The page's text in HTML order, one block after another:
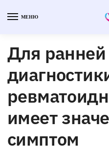
МЕНЮ
Для ранней
имеет
симптом